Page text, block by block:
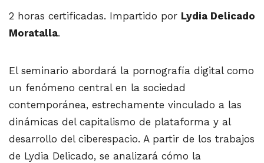
2 horas certificadas. Impartido por Lydia Delicado
Moratalla.
El seminario abordará la pornografía digital como
un fenómeno central en la sociedad
contemporánea, estrechamente vinculado a las
dinámicas del capitalismo de plataforma y al
desarrollo del ciberespacio. A partir de los trabajos
de Lydia Delicado, se analizará cómo la